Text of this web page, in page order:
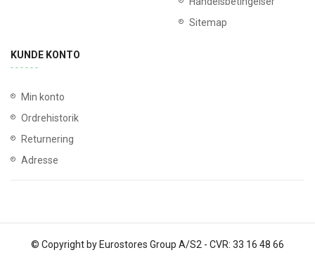
Sitemap
KUNDE KONTO
Min konto
Ordrehistorik
Returnering
Adresse
© Copyright by Eurostores Group A/S2 - CVR: 33 16 48 66